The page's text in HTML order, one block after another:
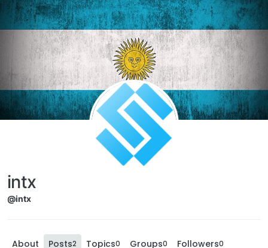
intx
@intx
About Posts2 Topics0 Groups0 Followers0